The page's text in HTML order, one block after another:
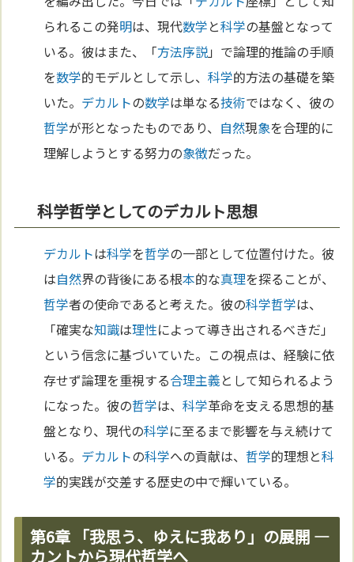
られるこの発明は、現代数学と科学の基盤となって
いる。彼はまた、「方法序説」で論理的推論の手順
を数学的モデルとして示し、科学的方法の基礎を築
いた。 デカルトの数学は単なる技術ではなく、彼の
哲学が形となったものであり、 自然現象を合理的に
理解しようとする努力の象徴だった。
科学哲学としてのデカルト思想
デカルトは科学を哲学の一部として位置付けた。彼
は自然界の背後にある根本的な真理を探ることが、
哲学者の使命であると考えた。彼の科学哲学は、
「確実な知識は理性によって導き出されるべきだ」
という信念に基づいていた。この視点は、経験に依
存せず論理を重視する合理主義として知られるよう
になった。彼の哲学は、科学革命を支える思想的基
盤となり、現代の科学に至るまで影響を与え続けて
いる。 デカルトの科学への貢献は、 哲学的理想と科
学的実践が交差する歴史の中で輝いている。
第6章 「我思う、ゆえに我あり」の展開 ―
カントから現代哲学へ